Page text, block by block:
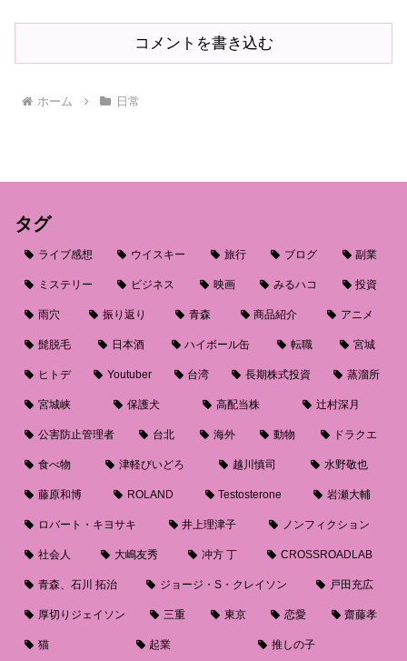
コメントを書き込む
ホーム 日常
タグ
ライブ感想 ウイスキー 旅行 ブログ 副業
ミステリー ビジネス 映画 みるハコ 投資
雨穴 振り返り 青森 商品紹介 アニメ
髭脱毛 日本酒 ハイボール缶 転職 宮城
ヒトデ Youtuber 台湾 長期株式投資 蒸溜所
宮城峡 保護犬 高配当株 辻村深月
公害防止管理者 台北 海外 動物 ドラクエ
食べ物 津軽びいどろ 越川慎司 水野敬也
藤原和博 ROLAND Testosterone 岩瀬大輔
ロバート・キヨサキ 井上理津子 ノンフィクション
社会人 大嶋友秀 冲方 丁 CROSSROADLAB
青森、石川 拓治 ジョージ・S・クレイソン 戸田充広
厚切りジェイソン 三重 東京 恋愛 齋藤孝
猫 起業 推しの子